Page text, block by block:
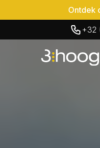
Ontdek
+32